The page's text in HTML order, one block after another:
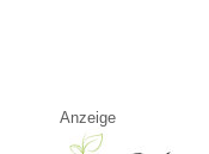
Anzeige